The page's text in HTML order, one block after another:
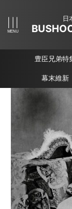
日
豊臣兄弟特
幕末維新